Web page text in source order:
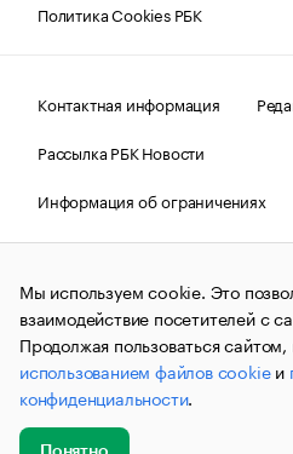
Политика Cookies РБК
Контактная информация
Рассылка РБК Новости
Информация об ограничениях
Правовая информация
О
© АО
и материалы информационного
(зарегистрировано Федеральной
связи, информационных
коммуникаций (Роскомнадзор)
№ФС77-63848) сопровождаются
публикации могут содержать
не предназначенную для
до 18 лет.
Мы используем cookie. Это
взаимодействие посетителей с
Продолжая пользоваться
использованием файлов cookieи
конфиденциальности.